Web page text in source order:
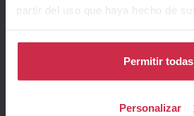
partir del uso que haya hecho de
Permitir todas
Personalizar
Vehículo de sustitución